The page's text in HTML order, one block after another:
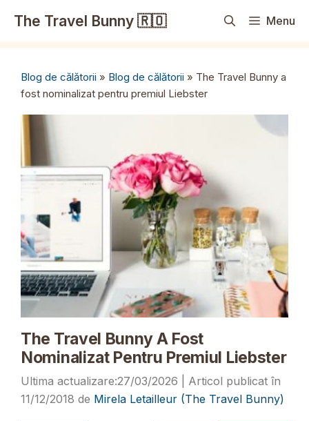
The Travel Bunny 🇷🇴 Menu
Blog de călătorii » Blog de călătorii » The Travel Bunny a
fost nominalizat pentru premiul Liebster
The Travel Bunny A Fost
Nominalizat Pentru Premiul Liebster
27/03/2026
11/12/2018 de Mirela Letailleur (The Travel Bunny)